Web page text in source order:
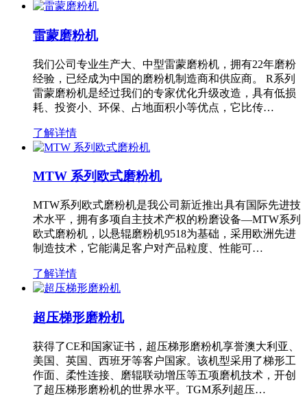
雷蒙磨粉机
我们公司专业生产大、中型雷蒙磨粉机，拥有22年磨粉
经验，已经成为中国的磨粉机制造商和供应商。 R系列
雷蒙磨粉机是经过我们的专家优化升级改造，具有低损
耗、投资小、环保、占地面积小等优点，它比传…
了解详情
MTW 系列欧式磨粉机
MTW系列欧式磨粉机是我公司新近推出具有国际先进技
术水平，拥有多项自主技术产权的粉磨设备—MTW系列
欧式磨粉机，以悬辊磨粉机9518为基础，采用欧洲先进
制造技术，它能满足客户对产品粒度、性能可…
了解详情
超压梯形磨粉机
获得了CE和国家证书，超压梯形磨粉机享誉澳大利亚、
美国、英国、西班牙等客户国家。该机型采用了梯形工
作面、柔性连接、磨辊联动增压等五项磨机技术，开创
了超压梯形磨粉机的世界水平。TGM系列超压…